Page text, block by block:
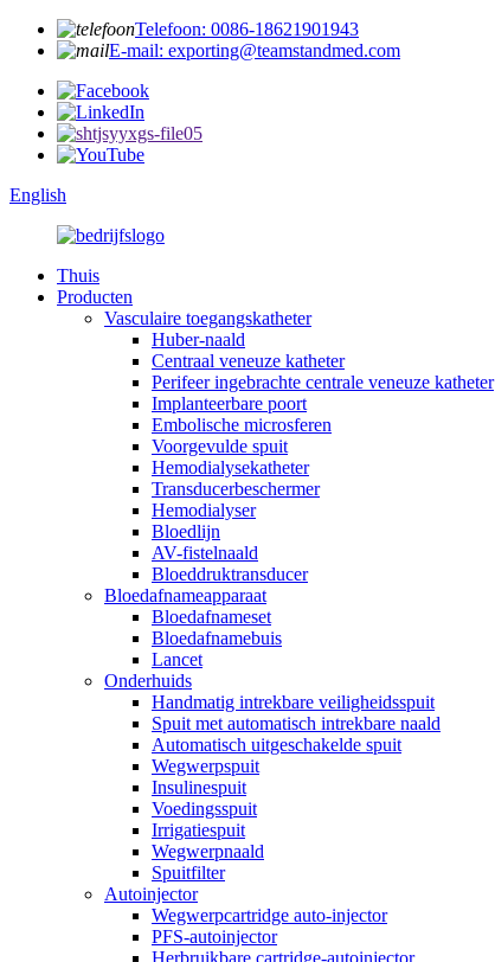
Telefoon: 0086-18621901943
E-mail: exporting@teamstandmed.com
English
Thuis
Producten
Vasculaire toegangskatheter
Huber-naald
Centraal veneuze katheter
Perifeer ingebrachte centrale veneuze katheter
Implanteerbare poort
Embolische microsferen
Voorgevulde spuit
Hemodialysekatheter
Transducerbeschermer
Hemodialyser
Bloedlijn
AV-fistelnaald
Bloeddruktransducer
Bloedafnameapparaat
Bloedafnameset
Bloedafnamebuis
Lancet
Onderhuids
Handmatig intrekbare veiligheidsspuit
Spuit met automatisch intrekbare naald
Automatisch uitgeschakelde spuit
Wegwerpspuit
Insulinespuit
Voedingsspuit
Irrigatiespuit
Wegwerpnaald
Spuitfilter
Autoinjector
Wegwerpcartridge auto-injector
PFS-autoinjector
Herbruikbare cartridge-autoinjector